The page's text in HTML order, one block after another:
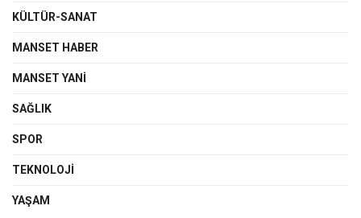
KÜLTÜR-SANAT
MANSET HABER
MANSET YANI
SAĞLIK
SPOR
TEKNOLOJI
YAŞAM